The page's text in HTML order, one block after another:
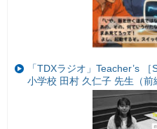
「TDXラジオ」Teacher’s
小学校 田村 久仁子 先生（前